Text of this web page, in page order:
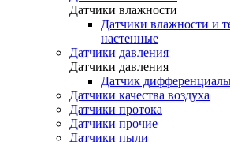
Датчики влажности
Датчики влажности и
настенные
Датчики давления
Датчики давления
Датчик
Датчики качества воздуха
Датчики протока
Датчики прочие
Датчики пыли